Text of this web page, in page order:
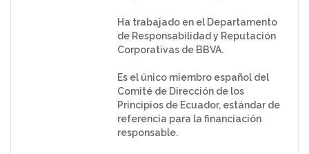
Ha trabajado en el Departamento
de Responsabilidad y Reputación
Corporativas de BBVA.
Es el único miembro español del
Comité de Dirección de los
Principios de Ecuador, estándar de
referencia para la financiación
responsable.